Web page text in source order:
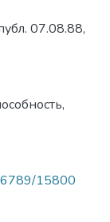
07.08.88,
,
15800